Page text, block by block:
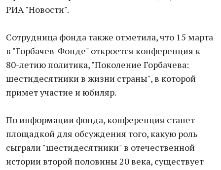
РИА "Новости".
Сотрудница фонда также отметила, что 15 марта
в "Горбачев-Фонде" откроется конференция к
80-летию политика, "Поколение Горбачева:
шестидесятники в жизни страны", в которой
примет участие и юбиляр.
По информации фонда, конференция станет
площадкой для обсуждения того, какую роль
сыграли "шестидесятники" в отечественной
истории второй половины 20 века, существует